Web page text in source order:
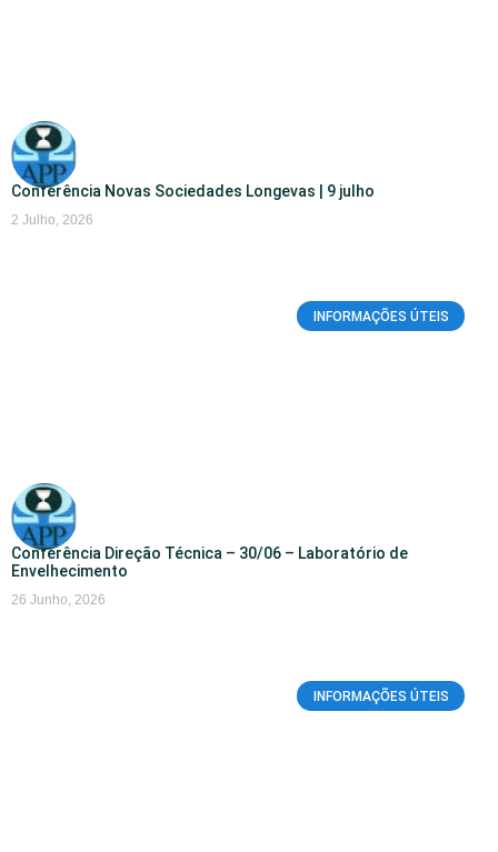
Conferência Novas Sociedades Longevas | 9 julho
2 Julho, 2026
INFORMAÇÕES ÚTEIS
Conferência Direção Técnica – 30/06 – Laboratório de
Envelhecimento
26 Junho, 2026
INFORMAÇÕES ÚTEIS